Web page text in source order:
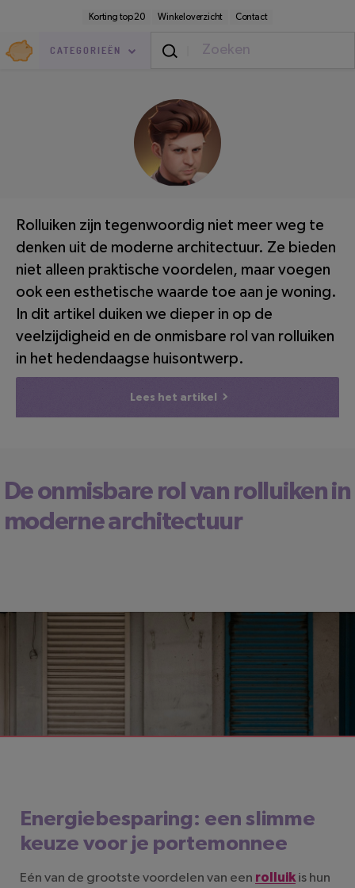
inhoud
Korting top 20 Winkeloverzicht Contact
Goedkoop.nl
CATEGORIEËN
Thuis Binnen
Rolluiken zijn tegenwoordig niet meer weg te
denken uit de moderne architectuur. Ze bieden
niet alleen praktische voordelen, maar voegen
ook een esthetische waarde toe aan je woning.
In dit artikel duiken we dieper in op de
veelzijdigheid en de onmisbare rol van rolluiken
in het hedendaagse huisontwerp.
Lees het artikel
De onmisbare rol van rolluiken in
moderne architectuur
LEESTIJD: 3 MINUTEN
Energiebesparing: een slimme
keuze voor je portemonnee
Eén van de grootste voordelen van een rolluik is hun